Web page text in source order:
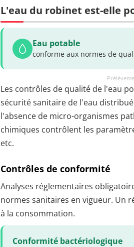
L'eau du robinet est-elle
Eau potable
conforme aux normes de
Les contrôles de qualité de l'eau
sécurité sanitaire de l'eau
l'absence de micro-organismes
chimiques contrôlent les
etc.
Contrôles de conformité
Analyses réglementaires
normes sanitaires en vigueur. Un
à la consommation.
Conformité bactériologique